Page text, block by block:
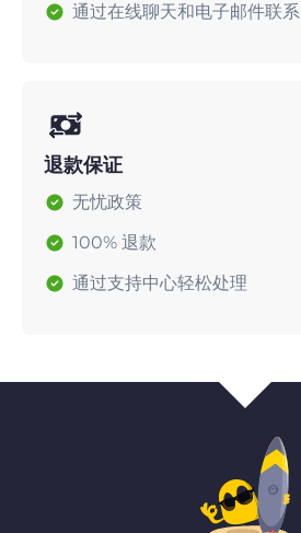
通过在线聊天和电子邮件联系
退款保证
无忧政策
100% 退款
通过支持中心轻松处理